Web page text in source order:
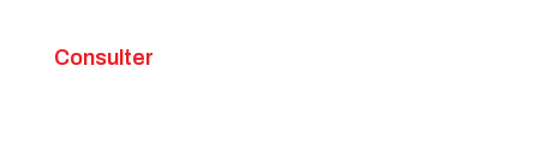
Consulter